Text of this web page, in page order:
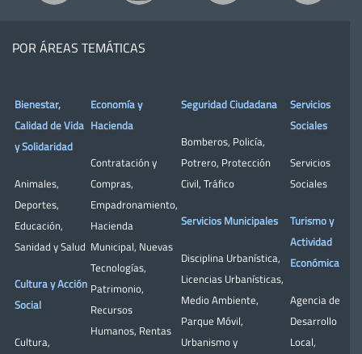
POR ÁREAS TEMÁTICAS
Bienestar,
Calidad de Vida
y Solidaridad
Animales,
Deportes,
Educación,
Sanidad y Salud
Cultura y Acción
Social
Cultura,
Economía y
Hacienda
Contratación y
Compras,
Empadronamiento,
Hacienda
Municipal, Nuevas
Tecnologías,
Patrimonio,
Recursos
Humanos, Rentas
Seguridad Ciudadana
Bomberos, Policía,
Potrero, Protección
Civil, Tráfico
Servicios Municipales
Disciplina Urbanística,
Licencias Urbanísticas,
Medio Ambiente,
Parque Móvil,
Urbanismo y
Servicios
Sociales
Servicios
Sociales
Turismo y
Actividad
Económica
Agencia de
Desarrollo
Local,